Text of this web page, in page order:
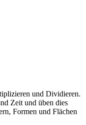
und Dividieren.
Zeit und üben dies
Formen und Flächen